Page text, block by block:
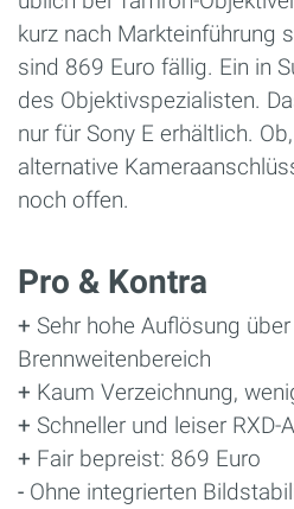
kurz nach Markteinführung
sind 869 Euro fällig. Ein in
des Objektivspezialisten.
nur für Sony E erhältlich.
alternative
noch offen.
Pro & Kontra
+ Sehr hohe Auflösung
Brennweitenbereich
+ Kaum Verzeichnung,
+ Schneller und leiser
+ Fair bepreist: 869 Euro
- Ohne integrierten